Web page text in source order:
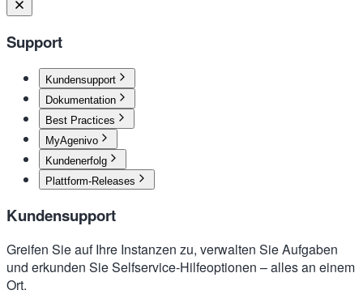
Support
Kundensupport
Dokumentation
Best Practices
MyAgenivo
Kundenerfolg
Plattform-Releases
Kundensupport
Greifen Sie auf Ihre Instanzen zu, verwalten Sie Aufgaben
und erkunden Sie Selfservice-Hilfeoptionen – alles an einem
Ort.